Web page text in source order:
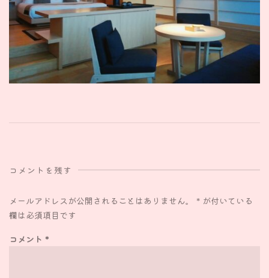
コメントを残す
メールアドレスが公開されることはありません。 * が付いている
欄は必須項目です
コメント *